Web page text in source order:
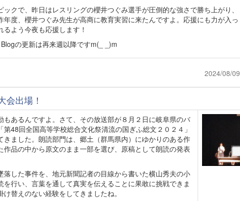
クで、昨日はレスリングの櫻井つぐみ選手が圧倒的な強さで勝ち上がり、
度、櫻井つぐみ先生が高商に教育実習に来たんですよ。応援にも力が入っ
よう今夜も応援します！
の更新は再来週以降ですm(_ _)m
2024/08/09
出場！
あるんですよ。さて、その放送部が８月２日に岐阜県のバ
48回全国高等学校総合文化祭清流の国ぎふ総文２０２４」
ました。朗読部門は、郷土（群馬県内）にゆかりのある作
品の中から原文のまま一部を選び、原稿として朗読の発表
した事件を、地元新聞記者の目線から書いた横山秀夫の小
行い、言葉を通して真実を伝えることに果敢に挑戦できま
替えのない経験をしてきましたね。